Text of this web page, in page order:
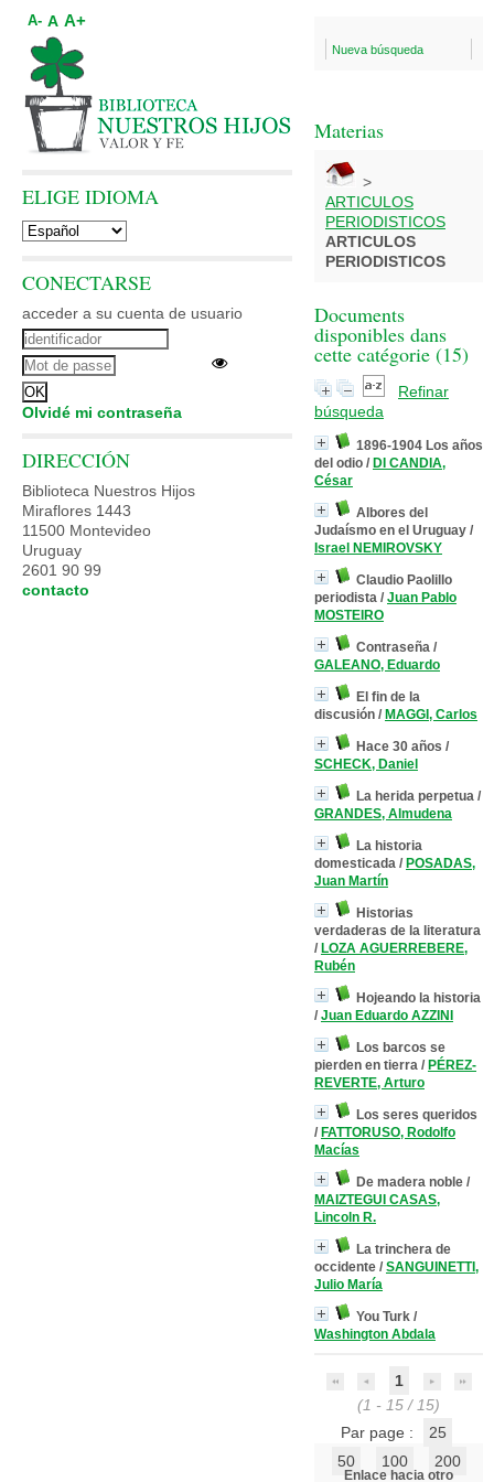
Nueva búsqueda
Materias
>
ARTICULOS
PERIODISTICOS
ARTICULOS
PERIODISTICOS
Documents
disponibles dans
cette catégorie (15)
Refinar
búsqueda
1896-1904 Los años
del odio / DI CANDIA,
César
Albores del
Judaísmo en el Uruguay /
Israel NEMIROVSKY
Claudio Paolillo
periodista / Juan Pablo
MOSTEIRO
Contraseña /
GALEANO, Eduardo
El fin de la
discusión / MAGGI, Carlos
Hace 30 años /
SCHECK, Daniel
La herida perpetua /
GRANDES, Almudena
La historia
domesticada / POSADAS,
Juan Martín
Historias
verdaderas de la literatura
/ LOZA AGUERREBERE,
Rubén
Hojeando la historia
/ Juan Eduardo AZZINI
Los barcos se
pierden en tierra / PÉREZ-
REVERTE, Arturo
Los seres queridos
/ FATTORUSO, Rodolfo
Macías
De madera noble /
MAIZTEGUI CASAS,
Lincoln R.
La trinchera de
occidente / SANGUINETTI,
Julio María
You Turk /
Washington Abdala
1
(1 - 15 / 15)
Par page :
25
50
100 200
Enlace hacia otro
A- A A+
ELIGE IDIOMA
CONECTARSE
acceder a su cuenta de usuario
Olvidé mi contraseña
DIRECCIÓN
Biblioteca Nuestros Hijos
Miraflores 1443
11500 Montevideo
Uruguay
2601 90 99
contacto